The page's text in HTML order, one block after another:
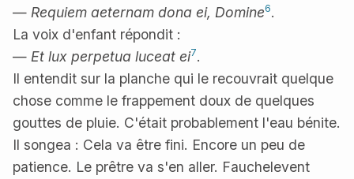
— Requiem aeternam dona ei, Domine6.
La voix d'enfant répondit :
— Et lux perpetua luceat ei7.
Il entendit sur la planche qui le recouvrait quelque
chose comme le frappement doux de quelques
gouttes de pluie. C'était probablement l'eau bénite.
Il songea : Cela va être fini. Encore un peu de
patience. Le prêtre va s'en aller. Fauchelevent